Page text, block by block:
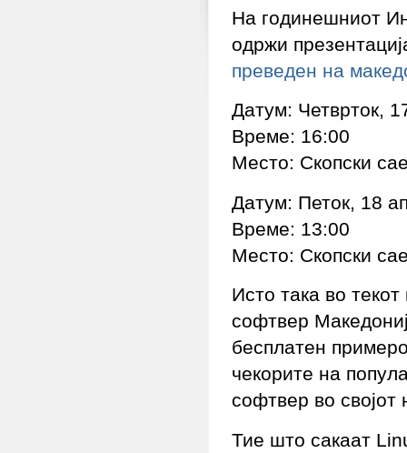
На годинешниот
одржи
преведен на
Датум: Четврток,
Време: 16:00
Место: Скопски
Датум: Петок, 18
Време: 13:00
Место: Скопски
Исто така во
софтвер
бесплатен
чекорите на
софтвер во својот
Тие што сакаат